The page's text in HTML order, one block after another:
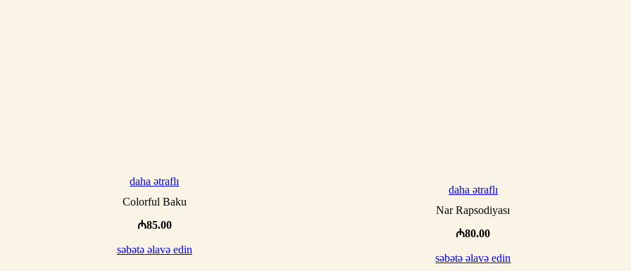
daha ətraflı
Colorful Baku
₼85.00
səbətə əlavə edin
daha ətraflı
Nar Rapsodiyası
₼80.00
səbətə əlavə edin